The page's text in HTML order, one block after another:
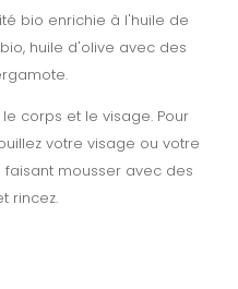
bio enrichie à l'huile de
huile d'olive avec des
le corps et le visage. Pour
votre visage ou votre
mousser avec des
rincez.